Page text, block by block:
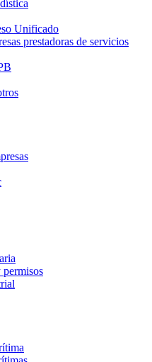
Unificado
prestadoras de servicios